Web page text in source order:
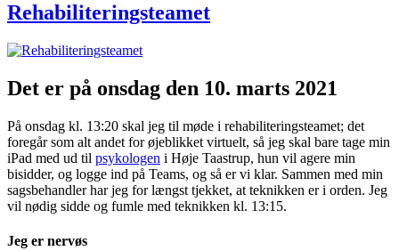
Rehabiliteringsteamet
Det er på onsdag den 10. marts 2021
På onsdag kl. 13:20 skal jeg til møde i rehabiliteringsteamet; det
foregår som alt andet for øjeblikket virtuelt, så jeg skal bare tage min
iPad med ud til psykologen i Høje Taastrup, hun vil agere min
bisidder, og logge ind på Teams, og så er vi klar. Sammen med min
sagsbehandler har jeg for længst tjekket, at teknikken er i orden. Jeg
vil nødig sidde og fumle med teknikken kl. 13:15.
Jeg er nervøs